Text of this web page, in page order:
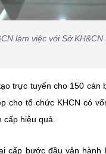
làm việc với Sở
trực tuyến cho 150
cho tổ chức KHCN có
hiệu quả.
cấp bước đầu vận